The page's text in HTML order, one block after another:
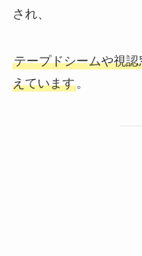
され、
テープドシームや視
えています。